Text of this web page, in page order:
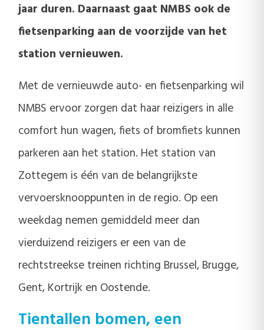
jaar duren. Daarnaast gaat NMBS ook de
fietsenparking aan de voorzijde van het
station vernieuwen.
Met de vernieuwde auto- en fietsenparking wil
NMBS ervoor zorgen dat haar reizigers in alle
comfort hun wagen, fiets of bromfiets kunnen
parkeren aan het station. Het station van
Zottegem is één van de belangrijkste
vervoersknooppunten in de regio. Op een
weekdag nemen gemiddeld meer dan
vierduizend reizigers er een van de
rechtstreekse treinen richting Brussel, Brugge,
Gent, Kortrijk en Oostende.
Tientallen bomen, een